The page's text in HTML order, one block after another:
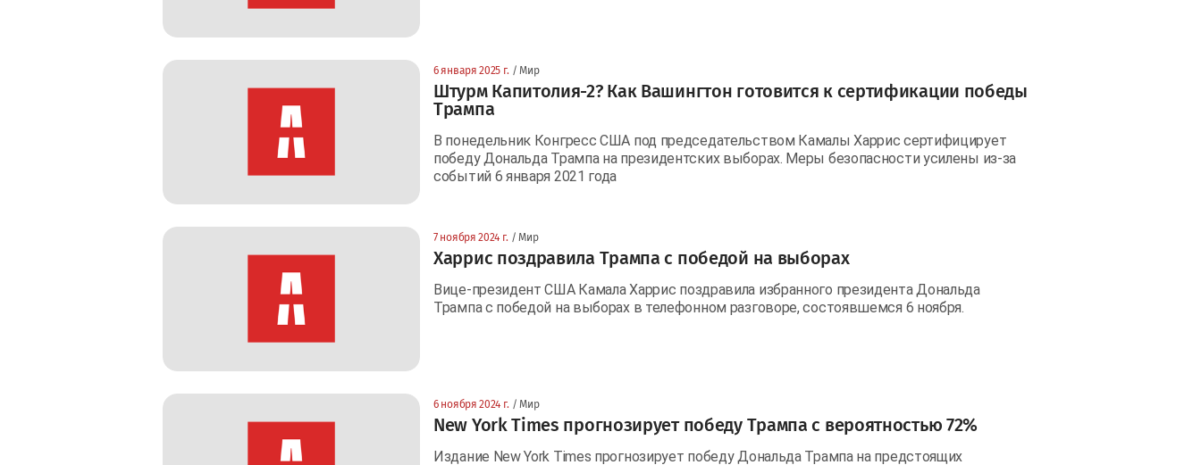
6 января 2025 г. / Мир
Штурм Капитолия-2? Как Вашингтон готовится к сертификации победы
Трампа
В понедельник Конгресс США под председательством Камалы Харрис сертифицирует
победу Дональда Трампа на президентских выборах. Меры безопасности усилены из-за
событий 6 января 2021 года
7 ноября 2024 г. / Мир
Харрис поздравила Трампа с победой на выборах
Вице-президент США Камала Харрис поздравила избранного президента Дональда
Трампа с победой на выборах в телефонном разговоре, состоявшемся 6 ноября.
6 ноября 2024 г. / Мир
New York Times прогнозирует победу Трампа с вероятностью 72%
Издание New York Times прогнозирует победу Дональда Трампа на предстоящих